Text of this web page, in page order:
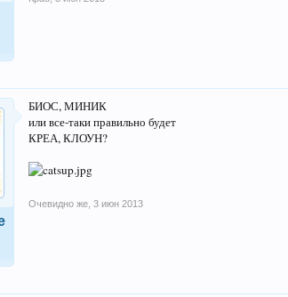
БИОС, МИНИК
или все-таки правильно будет
КРЕА, КЛОУН?
Очевидно же 3 июн 2013